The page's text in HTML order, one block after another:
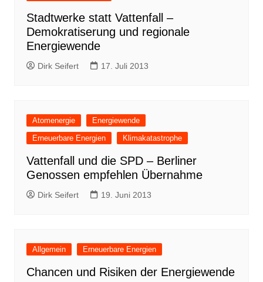
Stadtwerke statt Vattenfall –
Demokratiserung und regionale
Energiewende
Dirk Seifert 17. Juli 2013
Atomenergie
Energiewende
Erneuerbare Energien
Klimakatastrophe
Vattenfall und die SPD – Berliner
Genossen empfehlen Übernahme
Dirk Seifert 19. Juni 2013
Allgemein Erneuerbare Energien
Chancen und Risiken der Energiewende